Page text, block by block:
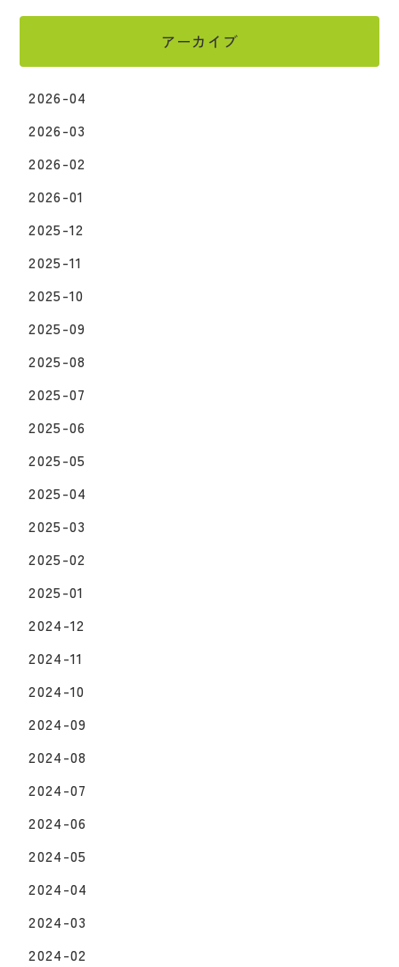
アーカイブ
2026-04
2026-03
2026-02
2026-01
2025-12
2025-11
2025-10
2025-09
2025-08
2025-07
2025-06
2025-05
2025-04
2025-03
2025-02
2025-01
2024-12
2024-11
2024-10
2024-09
2024-08
2024-07
2024-06
2024-05
2024-04
2024-03
2024-02